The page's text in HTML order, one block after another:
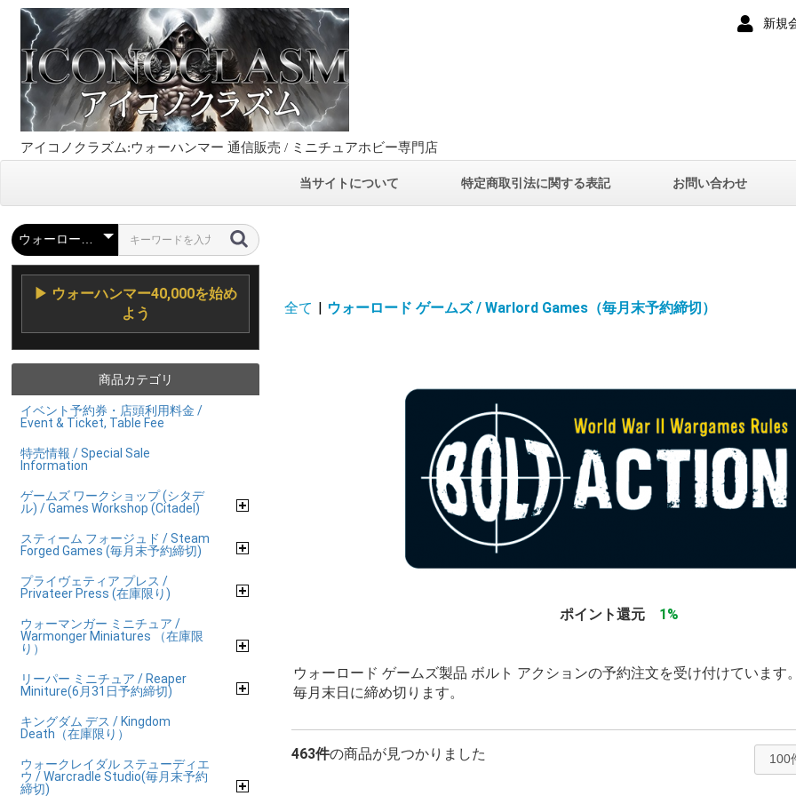
新規
アイコノクラズム:ウォーハンマー 通信販売 / ミニチュアホビー専門店
当サイトについて 特定商取引法に関する表記 お問い合わせ
▶ ウォーハンマー40,000を始め
よう
商品カテゴリ
イベント予約券・店頭利用料金 /
Event & Ticket, Table Fee
特売情報 / Special Sale
Information
ゲームズ ワークショップ (シタデ
ル) / Games Workshop (Citadel)
スティーム フォージュド / Steam
Forged Games (毎月末予約締切)
プライヴェティア プレス /
Privateer Press (在庫限り)
ウォーマンガー ミニチュア /
Warmonger Miniatures （在庫限
り）
リーパー ミニチュア / Reaper
Miniture(6月31日予約締切)
キングダム デス / Kingdom
Death（在庫限り）
ウォークレイダル ステューディエ
ウ / Warcradle Studio(毎月末予約
締切)
全て | ウォーロード ゲームズ / Warlord Games（毎月末予約締切）
ポイント還元 1%
ウォーロード ゲームズ製品 ボルト アクションの予約注文を受け付けています
毎月末日に締め切ります。
463件の商品が見つかりました